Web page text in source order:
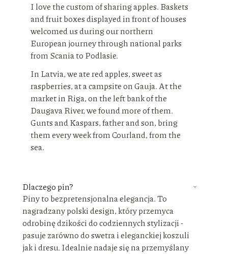
I love the custom of sharing apples. Baskets
and fruit boxes displayed in front of houses
welcomed us during our northern
European journey through national parks
from Scania to Podlasie.
In Latvia, we ate red apples, sweet as
raspberries, at a campsite on Gauja. At the
market in Riga, on the left bank of the
Daugava River, we found more of them.
Gunts and Kaspars, father and son, bring
them every week from Courland, from the
sea.
Dlaczego pin?
Piny to bezpretensjonalna elegancja. To
nagradzany polski design, który przemyca
odrobinę dzikości do codziennych stylizacji -
pasuje zarówno do swetra i eleganckiej koszuli
jak i dresu. Idealnie nadaje się na przemyślany